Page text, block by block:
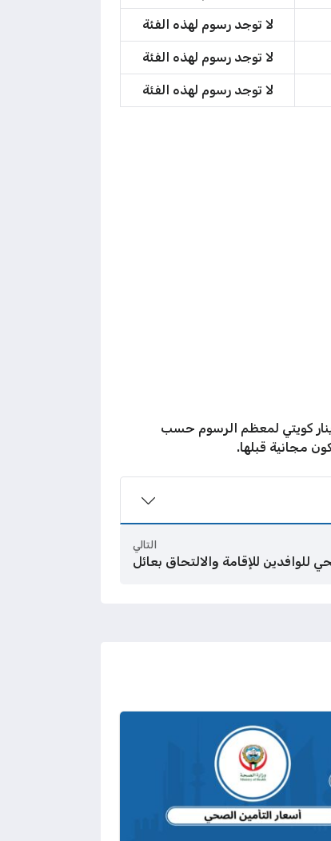
لا توجد رسوم لهذه الفئة
لا توجد رسوم لهذه الفئة
لا توجد رسوم لهذه الفئة
ورسوم التأمين الصحي لتجديد الإقامة الكويت مقارنة بما كانت عليه من قبل، وتصل الرسوم إلى 100 دينار كويتي لمعظم الرسوم حسب
التالي
للوافدين للإقامة والالتحاق بعائل